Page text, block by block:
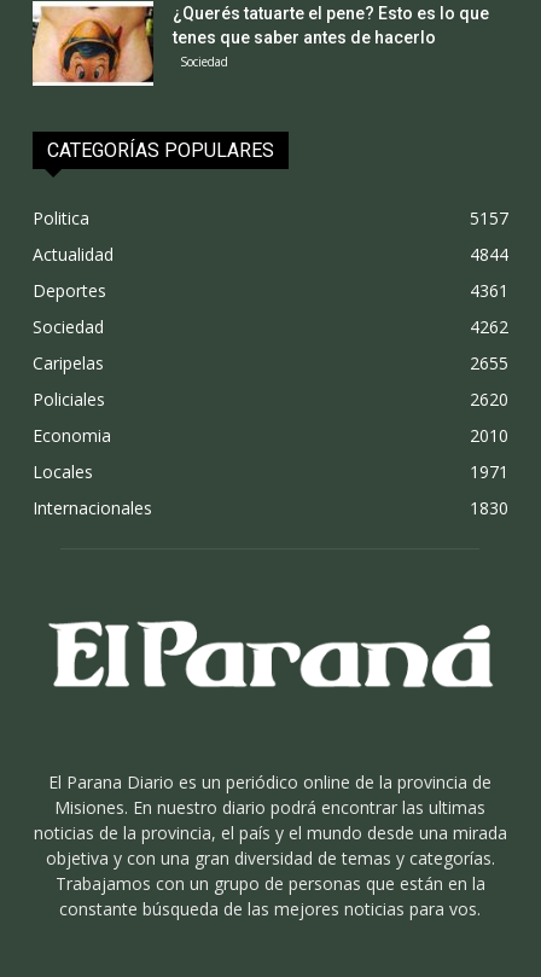
¿Querés tatuarte el pene? Esto es lo que
tenes que saber antes de hacerlo
Sociedad
CATEGORÍAS POPULARES
Politica
5157
Actualidad
4844
Deportes
4361
Sociedad
4262
Caripelas
2655
Policiales
2620
Economia
2010
Locales
1971
Internacionales
1830
El Parana Diario es un periódico online de la provincia de
Misiones. En nuestro diario podrá encontrar las ultimas
noticias de la provincia, el país y el mundo desde una mirada
objetiva y con una gran diversidad de temas y categorías.
Trabajamos con un grupo de personas que están en la
constante búsqueda de las mejores noticias para vos.